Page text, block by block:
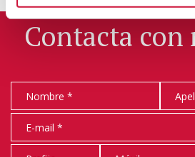
Contacta con